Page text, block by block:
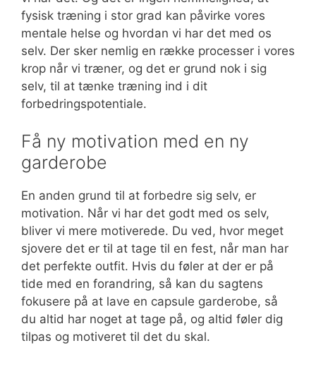
fysisk træning i stor grad kan påvirke vores
mentale helse og hvordan vi har det med os
selv. Der sker nemlig en række processer i vores
krop når vi træner, og det er grund nok i sig
selv, til at tænke træning ind i dit
forbedringspotentiale.
Få ny motivation med en ny
garderobe
En anden grund til at forbedre sig selv, er
motivation. Når vi har det godt med os selv,
bliver vi mere motiverede. Du ved, hvor meget
sjovere det er til at tage til en fest, når man har
det perfekte outfit. Hvis du føler at der er på
tide med en forandring, så kan du sagtens
fokusere på at lave en capsule garderobe, så
du altid har noget at tage på, og altid føler dig
tilpas og motiveret til det du skal.